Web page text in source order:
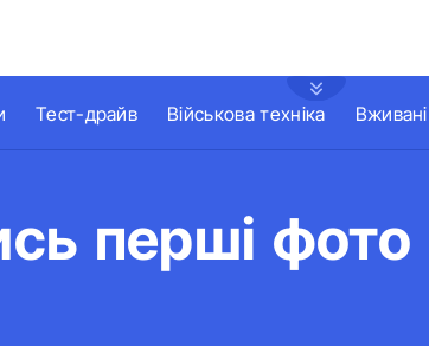
Тест-драйв Військова техніка
перші